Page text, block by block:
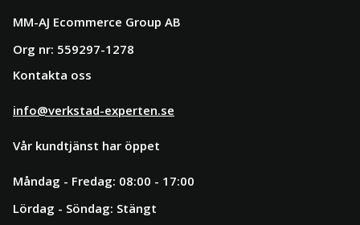
MM-AJ Ecommerce Group AB
Org nr: 559297-1278
Kontakta oss
info@verkstad-experten.se
Vår kundtjänst har öppet
Måndag - Fredag: 08:00 - 17:00
Lördag - Söndag: Stängt